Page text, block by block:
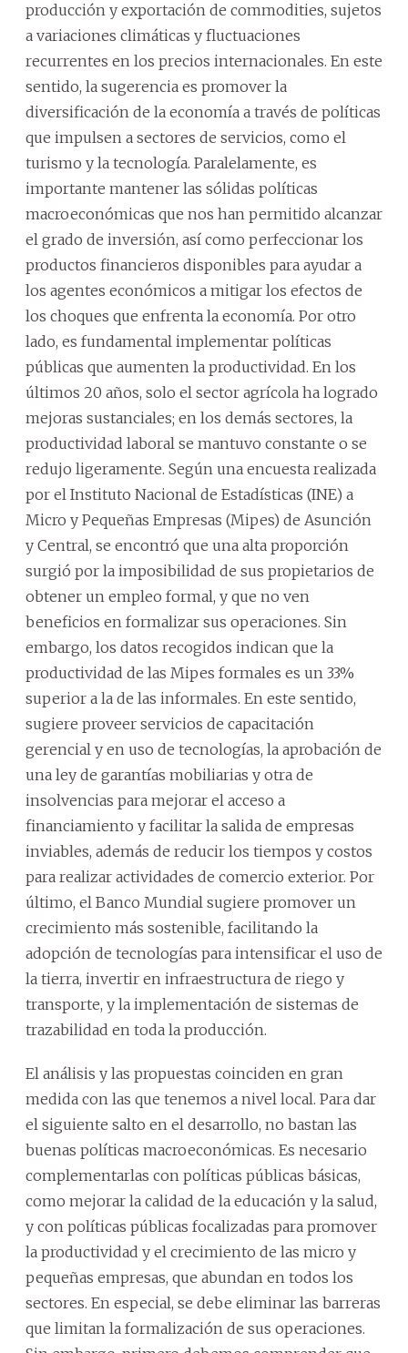
producción y exportación de commodities, sujetos
a variaciones climáticas y fluctuaciones
recurrentes en los precios internacionales. En este
sentido, la sugerencia es promover la
diversificación de la economía a través de políticas
que impulsen a sectores de servicios, como el
turismo y la tecnología. Paralelamente, es
importante mantener las sólidas políticas
macroeconómicas que nos han permitido alcanzar
el grado de inversión, así como perfeccionar los
productos financieros disponibles para ayudar a
los agentes económicos a mitigar los efectos de
los choques que enfrenta la economía. Por otro
lado, es fundamental implementar políticas
públicas que aumenten la productividad. En los
últimos 20 años, solo el sector agrícola ha logrado
mejoras sustanciales; en los demás sectores, la
productividad laboral se mantuvo constante o se
redujo ligeramente. Según una encuesta realizada
por el Instituto Nacional de Estadísticas (INE) a
Micro y Pequeñas Empresas (Mipes) de Asunción
y Central, se encontró que una alta proporción
surgió por la imposibilidad de sus propietarios de
obtener un empleo formal, y que no ven
beneficios en formalizar sus operaciones. Sin
embargo, los datos recogidos indican que la
productividad de las Mipes formales es un 33%
superior a la de las informales. En este sentido,
sugiere proveer servicios de capacitación
gerencial y en uso de tecnologías, la aprobación de
una ley de garantías mobiliarias y otra de
insolvencias para mejorar el acceso a
financiamiento y facilitar la salida de empresas
inviables, además de reducir los tiempos y costos
para realizar actividades de comercio exterior. Por
último, el Banco Mundial sugiere promover un
crecimiento más sostenible, facilitando la
adopción de tecnologías para intensificar el uso de
la tierra, invertir en infraestructura de riego y
transporte, y la implementación de sistemas de
trazabilidad en toda la producción.
El análisis y las propuestas coinciden en gran
medida con las que tenemos a nivel local. Para dar
el siguiente salto en el desarrollo, no bastan las
buenas políticas macroeconómicas. Es necesario
complementarlas con políticas públicas básicas,
como mejorar la calidad de la educación y la salud,
y con políticas públicas focalizadas para promover
la productividad y el crecimiento de las micro y
pequeñas empresas, que abundan en todos los
sectores. En especial, se debe eliminar las barreras
que limitan la formalización de sus operaciones.